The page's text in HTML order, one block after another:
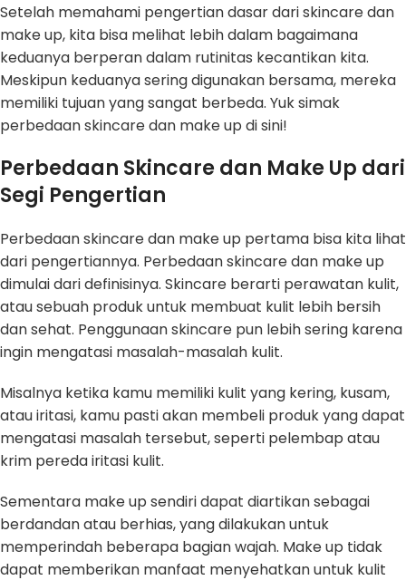
Setelah memahami pengertian dasar dari skincare dan
make up, kita bisa melihat lebih dalam bagaimana
keduanya berperan dalam rutinitas kecantikan kita.
Meskipun keduanya sering digunakan bersama, mereka
memiliki tujuan yang sangat berbeda. Yuk simak
perbedaan skincare dan make up di sini!
Perbedaan Skincare dan Make Up dari
Segi Pengertian
Perbedaan skincare dan make up pertama bisa kita lihat
dari pengertiannya. Perbedaan skincare dan make up
dimulai dari definisinya. Skincare berarti perawatan kulit,
atau sebuah produk untuk membuat kulit lebih bersih
dan sehat. Penggunaan skincare pun lebih sering karena
ingin mengatasi masalah-masalah kulit.
Misalnya ketika kamu memiliki kulit yang kering, kusam,
atau iritasi, kamu pasti akan membeli produk yang dapat
mengatasi masalah tersebut, seperti pelembap atau
krim pereda iritasi kulit.
Sementara make up sendiri dapat diartikan sebagai
berdandan atau berhias, yang dilakukan untuk
memperindah beberapa bagian wajah. Make up tidak
dapat memberikan manfaat menyehatkan untuk kulit